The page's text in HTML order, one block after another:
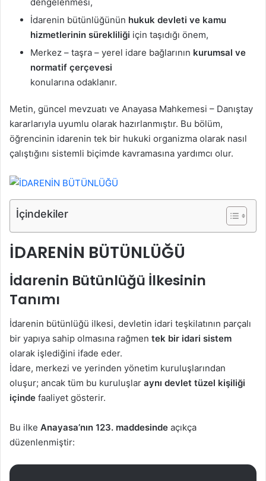
İdarenin bütünlüğünün hukuk devleti ve kamu
hizmetlerinin sürekliliği için taşıdığı önem,
Merkez – taşra – yerel idare bağlarının kurumsal ve
normatif çerçevesi
konularına odaklanır.
Metin, güncel mevzuatı ve Anayasa Mahkemesi – Danıştay
kararlarıyla uyumlu olarak hazırlanmıştır. Bu bölüm,
öğrencinin idarenin tek bir hukuki organizma olarak nasıl
çalıştığını sistemli biçimde kavramasına yardımcı olur.
İçindekiler
İDARENİN BÜTÜNLÜĞÜ
İdarenin Bütünlüğü İlkesinin
Tanımı
İdarenin bütünlüğü ilkesi, devletin idari teşkilatının parçalı
bir yapıya sahip olmasına rağmen tek bir idari sistem
olarak işlediğini ifade eder.
İdare, merkezi ve yerinden yönetim kuruluşlarından
oluşur; ancak tüm bu kuruluşlar aynı devlet tüzel kişiliği
içinde faaliyet gösterir.
Bu ilke Anayasa’nın 123. maddesinde açıkça
düzenlenmiştir: